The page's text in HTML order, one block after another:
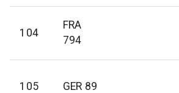
104
FRA
794
105 GER 89